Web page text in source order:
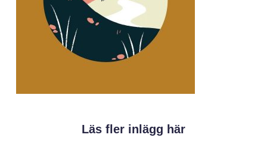
Läs fler inlägg här